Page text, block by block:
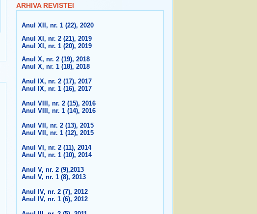
ARHIVA REVISTEI
Anul XII, nr. 1 (22), 2020
Anul XI, nr. 2 (21), 2019
Anul XI, nr. 1 (20), 2019
Anul X, nr. 2 (19), 2018
Anul X, nr. 1 (18), 2018
Anul IX, nr. 2 (17), 2017
Anul IX, nr. 1 (16), 2017
Anul VIII, nr. 2 (15), 2016
Anul VIII, nr. 1 (14), 2016
Anul VII, nr. 2 (13), 2015
Anul VII, nr. 1 (12), 2015
Anul VI, nr. 2 (11), 2014
Anul VI, nr. 1 (10), 2014
Anul V, nr. 2 (9),2013
Anul V, nr. 1 (8), 2013
Anul IV, nr. 2 (7), 2012
Anul IV, nr. 1 (6), 2012